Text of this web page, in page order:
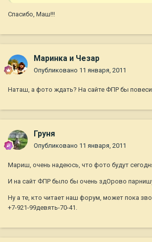
Спасибо, Маш!!!
Маринка и Чезар
Опубликовано 11 января, 2011
Наташ, а фото ждать? На сайте ФПР бы
Груня
Опубликовано 11 января, 2011
Мариш, очень надеюсь, что фото будут
И на сайт ФПР было бы очень здОрово
Ну а те, кто читает наш форум, может пока
+7-921-99девять-70-41.